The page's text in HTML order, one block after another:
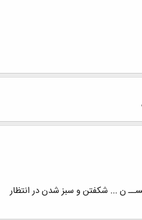
ن ... شکفتن و سبز شدن در انتظار